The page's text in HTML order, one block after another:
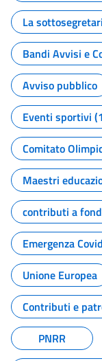
La
Bandi Avvisi e
Avviso pubblico
Eventi sportivi
Comitato
Maestri
contributi a
Emergenza
Unione Europea
Contributi e
PNRR